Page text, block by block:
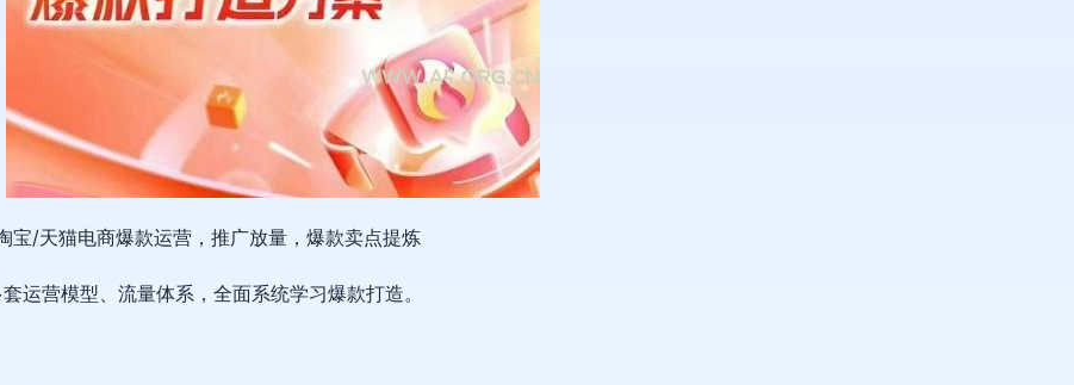
宝/天猫电商爆款运营 ，推广放量，爆款卖点提炼
运营模型、流量体系，全面系统学习爆款打造。